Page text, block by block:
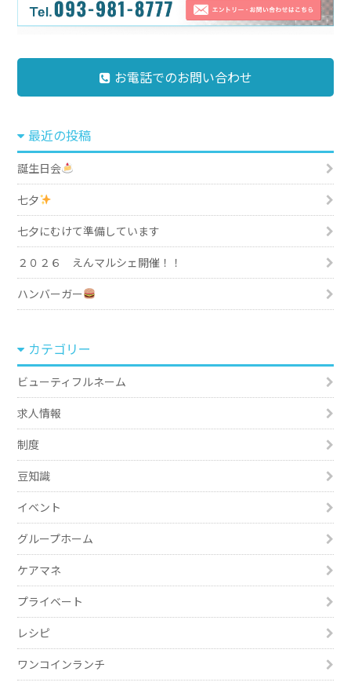
お電話でのお問い合わせ
最近の投稿
誕生日会
七夕
七夕にむけて準備しています
２０２６ えんマルシェ開催！！
ハンバーガー
カテゴリー
ビューティフルネーム
求人情報
制度
豆知識
イベント
グループホーム
ケアマネ
プライベート
レシピ
ワンコインランチ